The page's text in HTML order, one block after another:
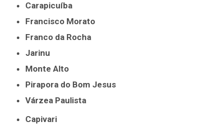
Carapicuíba
Francisco Morato
Franco da Rocha
Jarinu
Monte Alto
Pirapora do Bom Jesus
Várzea Paulista
Capivari